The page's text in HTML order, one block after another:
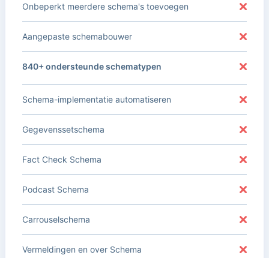
Onbeperkt meerdere schema's toevoegen
Aangepaste schemabouwer
840+ ondersteunde schematypen
Schema-implementatie automatiseren
Gegevenssetschema
Fact Check Schema
Podcast Schema
Carrouselschema
Vermeldingen en over Schema